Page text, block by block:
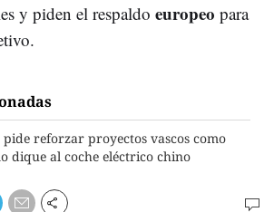
y piden el respaldo europeo para
reforzar proyectos vascos como
dique al coche eléctrico chino